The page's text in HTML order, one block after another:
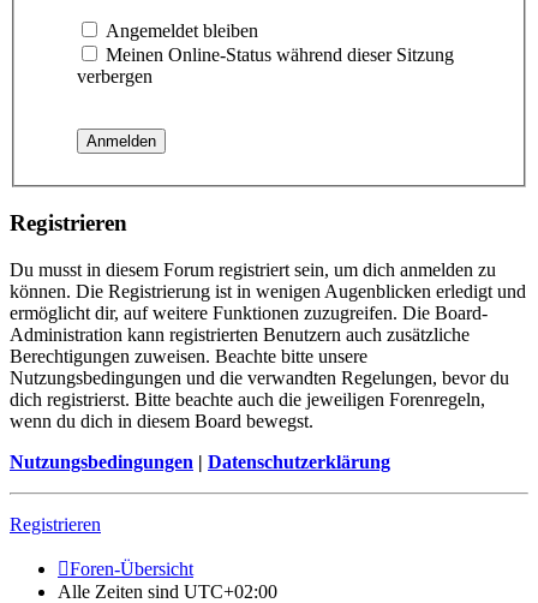
Angemeldet bleiben
Meinen Online-Status während dieser Sitzung
verbergen
Registrieren
Du musst in diesem Forum registriert sein, um dich anmelden zu
können. Die Registrierung ist in wenigen Augenblicken erledigt und
ermöglicht dir, auf weitere Funktionen zuzugreifen. Die Board-
Administration kann registrierten Benutzern auch zusätzliche
Berechtigungen zuweisen. Beachte bitte unsere
Nutzungsbedingungen und die verwandten Regelungen, bevor du
dich registrierst. Bitte beachte auch die jeweiligen Forenregeln,
wenn du dich in diesem Board bewegst.
Nutzungsbedingungen | Datenschutzerklärung
Registrieren
Foren-Übersicht
Alle Zeiten sind UTC+02:00